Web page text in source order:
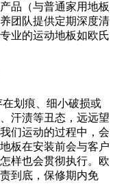
品（与普通家用地板
团队提供定期深度清
业的运动地板如欧氏
划痕、细小破损或
汗渍等丑态，远远望
们运动的过程中，会
板在安装前会与客户
样也会贯彻执行。欧
到底，保修期内免